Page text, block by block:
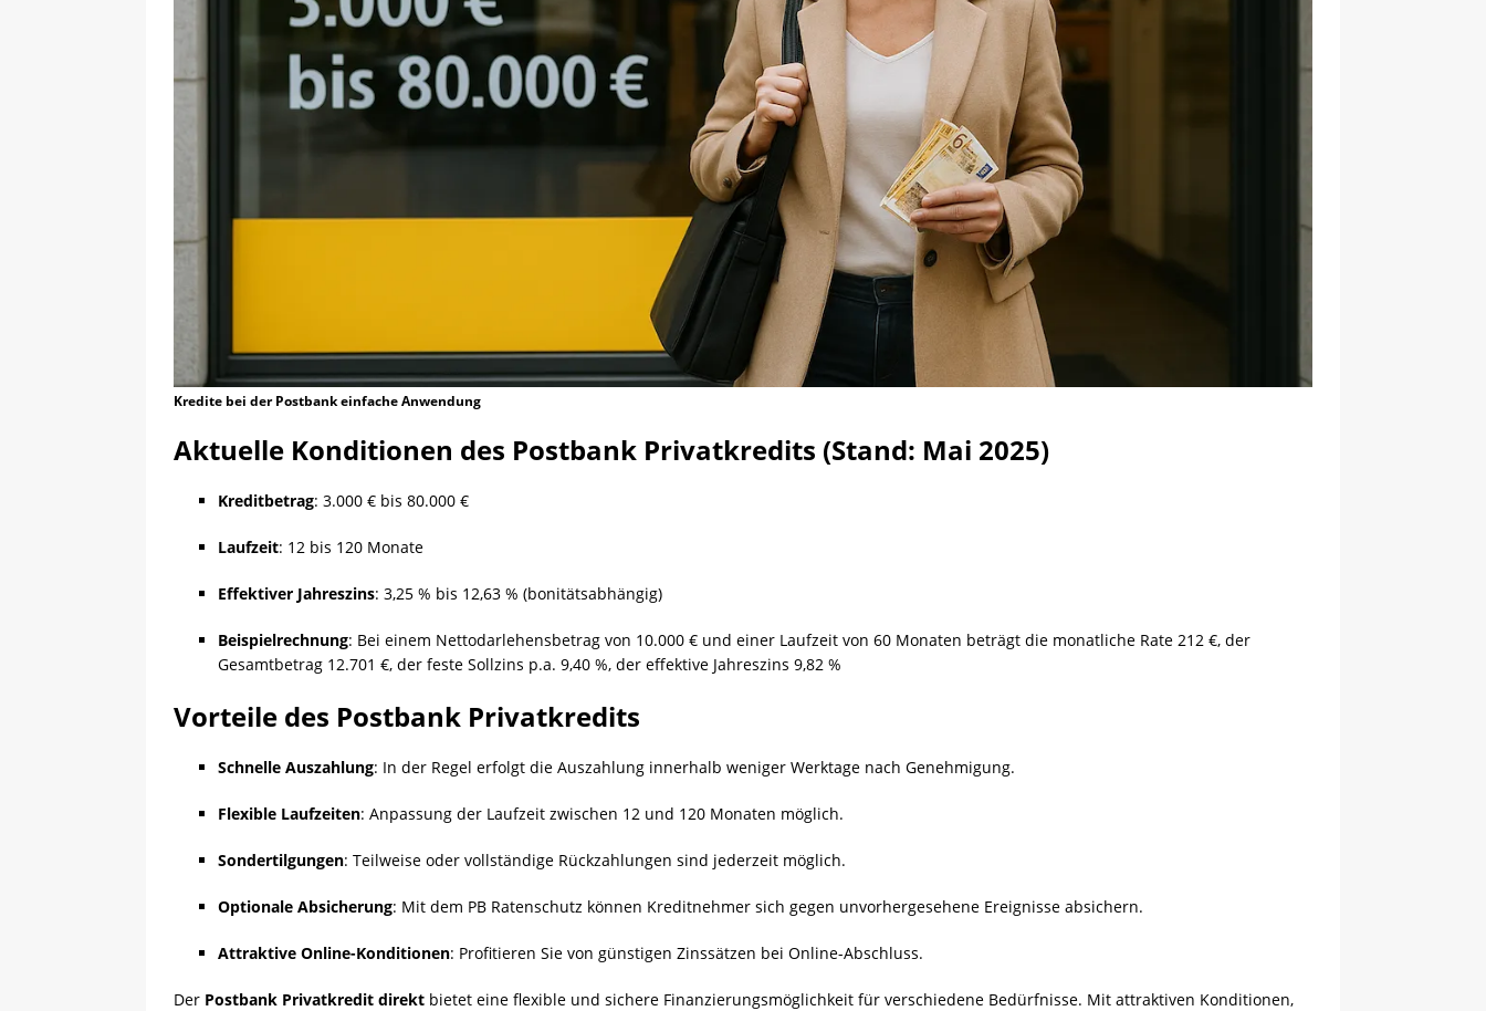
Kredite bei der Postbank einfache Anwendung
Aktuelle Konditionen des Postbank Privatkredits (Stand: Mai 2025)
Kreditbetrag: 3.000 € bis 80.000 €
Laufzeit: 12 bis 120 Monate
Effektiver Jahreszins: 3,25 % bis 12,63 % (bonitätsabhängig)
Beispielrechnung: Bei einem Nettodarlehensbetrag von 10.000 € und einer Laufzeit von 60 Monaten beträgt die monatliche Rate 212 €, der
Gesamtbetrag 12.701 €, der feste Sollzins p.a. 9,40 %, der effektive Jahreszins 9,82 %
Vorteile des Postbank Privatkredits
Schnelle Auszahlung: In der Regel erfolgt die Auszahlung innerhalb weniger Werktage nach Genehmigung.
Flexible Laufzeiten: Anpassung der Laufzeit zwischen 12 und 120 Monaten möglich.
Sondertilgungen: Teilweise oder vollständige Rückzahlungen sind jederzeit möglich.
Optionale Absicherung: Mit dem PB Ratenschutz können Kreditnehmer sich gegen unvorhergesehene Ereignisse absichern.
Attraktive Online-Konditionen: Profitieren Sie von günstigen Zinssätzen bei Online-Abschluss.
Der Postbank Privatkredit direkt bietet eine flexible und sichere Finanzierungsmöglichkeit für verschiedene Bedürfnisse. Mit attraktiven Konditionen,